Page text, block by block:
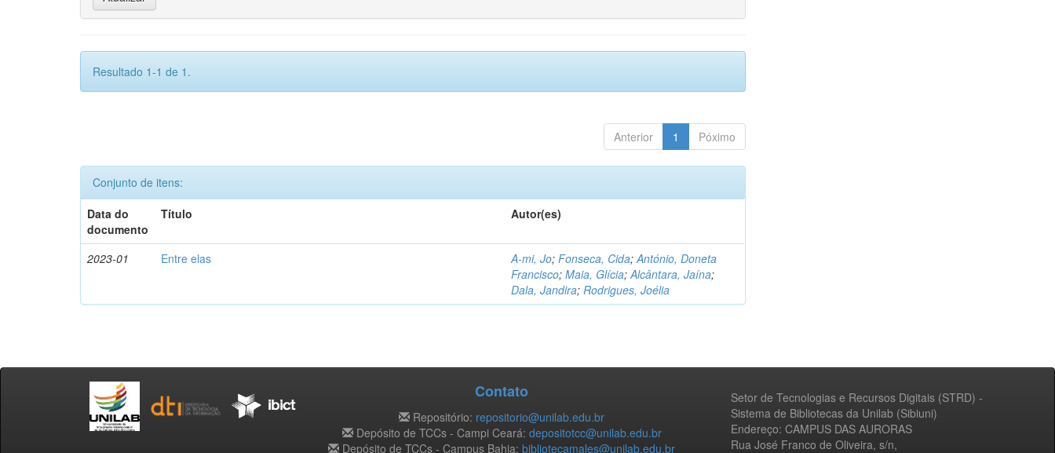
Resultado 1-1 de 1.
Anterior 1 Póximo
Conjunto de itens:
Data do
documento
Título Autor(es)
2023-01 Entre elas A-mi, Jo;Fonseca, Cida;António, Doneta
Francisco;Maia, Glícia;Alcântara, Jaína;
Dala, Jandira;Rodrigues, Joélia
Setor de Tecnologias e Recursos Digitais (STRD) -
Sistema de Bibliotecas da Unilab (Sibiuni)
Endereço: CAMPUS DAS AURORAS
Rua José Franco de Oliveira, s/n,
Contato
Repositório: repositorio@unilab.edu.br
Depósito de TCCs - Campi Ceará: depositotcc@unilab.edu.br
Depósito de TCCs - Campus Bahia: bibliotecamales@unilab.edu.br